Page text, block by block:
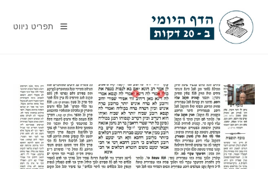
content
תפריט ניווט